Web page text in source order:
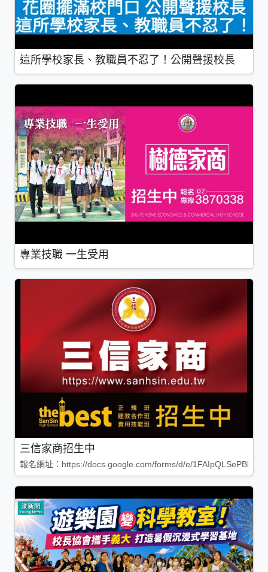
這所學校家長、教職員不忍了！公開聲援校長
專業技職 一生受用
三信家商招生中
報名網址：https://docs.google.com/forms/d/e/